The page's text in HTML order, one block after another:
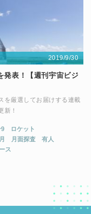
2019/9/30
表！【週刊宇宙ビジ
を厳選してお届けする連載
新！
9
ロケット
月 月面探査
有人
ス